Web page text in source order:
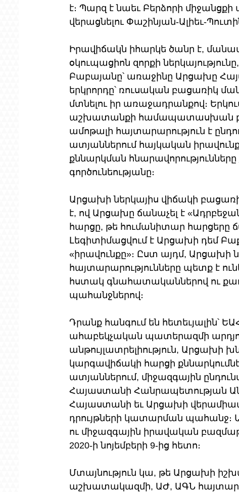
է։ Պարզ է նաեւ Բերձորի
վերացնելու Փաշինյան-Ալիեւ-
Իրավիճակն իհարկե ծանր է,
օկուպացիոն զորքի
Բաբայանը՝ առաջինը Արցախը
երկրորդը՝ ռուսական բացառիկ
մտնելու իր առաջադրանքով։
աշխատանքի համապատասխան
ամոթալի հայտարարություն է
ատյաններում հայկական
քննարկման
գործունեությանը։
Արցախի ներկայիս վիճակի
է, ով Արցախը ճանաչել է
հարցը, թե հումանիտար հարցերը
Լեգիտիմացվում է Արցախի դեմ
«իրավունքը»։ Ըստ այդմ, Արցախի
հայտարարությունները պետք է
հստակ գնահատականներով ու
պահանջներով։
Դրանք հանգում են հետեւյալին՝
ահաբեկչական պատերազմի
անթույլատրելիություն,
կարգավիճակի հարցի
ատյաններում, միջազգային
Հայաստանի Հանրապետության
Հայաստանի եւ Արցախի
դրույթների կատարման պահանջ։
ու միջազգային իրավական
2020-ի նոյեմբերի 9-ից հետո։
Մտայնություն կա, թե Արցախի
աշխատակազմի, ԱԺ, ԱԳՆ